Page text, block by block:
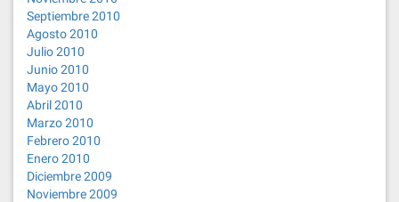
Septiembre 2010
Agosto 2010
Julio 2010
Junio 2010
Mayo 2010
Abril 2010
Marzo 2010
Febrero 2010
Enero 2010
Diciembre 2009
Noviembre 2009